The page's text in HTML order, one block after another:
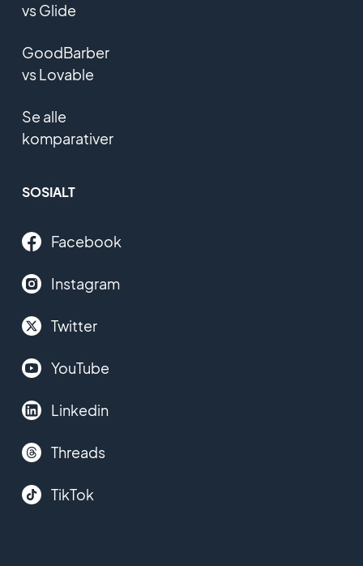
vs Glide
GoodBarber
vs Lovable
Se alle
komparativer
SOSIALT
Facebook
Instagram
Twitter
YouTube
Linkedin
Threads
TikTok